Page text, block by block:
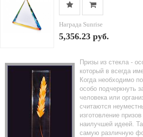
Награда Sunrise
5,356.23 руб.
Призы из стекла -
который в всегда
Когда необходимо
особо подчеркнуть
человека или
считаются
изготовление
наилучшей идеей.
самую различную